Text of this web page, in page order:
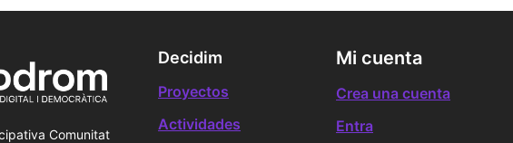
Comunitat
Decidim
Proyectos
Actividades
Mi cuenta
Crea una cuenta
Entra